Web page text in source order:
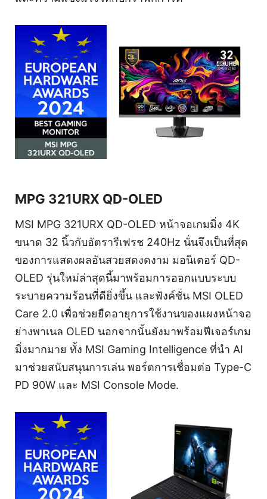
MPG 321URX QD-OLED
MSI MPG 321URX QD-OLED หน้าจอเกมมิ่ง 4K
ขนาด 32 นิ้วกับอัตรารีเฟรช 240Hz นั่นจึงเป็นที่สุด
ของการแสดงผลอันสวยสดงดงาม มอนิเตอร์ QD-
OLED รุ่นใหม่ล่าสุดนี้มาพร้อมการออกแบบระบบ
ระบายความร้อนที่ดียิ่งขึ้น และฟังค์ชั่น MSI OLED
Care 2.0 เพื่อช่วยยืดอายุการใช้งานของแผงหน้าจอ
ย่างพาเนล OLED นอกจากนั้นยังมาพร้อมฟีเจอร์เกม
มิ่งมากมาย ทั้ง MSI Gaming Intelligence ที่นำ AI
มาช่วยสนับสนุนการเล่น พอร์ตการเชื่อมต่อ Type-C
PD 90W และ MSI Console Mode.